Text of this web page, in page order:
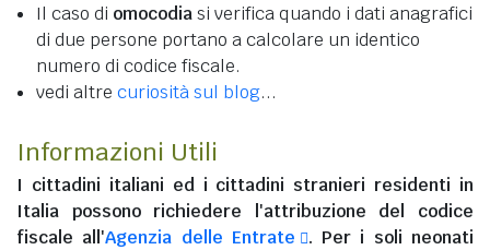
Il caso di omocodiasi verifica quando i dati anagrafici
di due persone portano a calcolare un identico
numero di codice fiscale.
vedi altre curiosità sul blog...
Informazioni Utili
I cittadini italiani ed i cittadini stranieri residenti in
Italia possono richiedere l'attribuzione del codice
fiscale all'Agenzia delle Entrate
. Per i soli neonati